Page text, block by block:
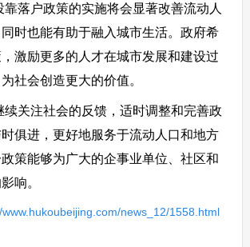
靠落户政策的实施将会显著改善流动人
时也能有助于融入城市生活。政府希
激励更多的人才在城市发展和建设过
社会创造更大的价值。
续关注社会的反馈，适时调整和完善政
俱进，更好地服务于流动人口和地方
策能够为广大的企事业单位、社区和
响。
www.hukoubeijing.com/news_12/1558.html